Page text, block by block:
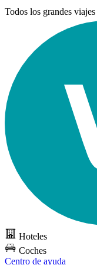
Todos los grandes viajes
Hoteles
Coches
Centro de ayuda